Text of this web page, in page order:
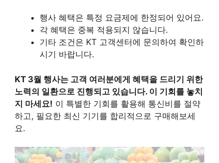
행사 혜택은 특정 요금제에 한정되어 있어요.
각 혜택은 중복 적용되지 않습니다.
기타 조건은 KT 고객센터에 문의하여 확인하
시기 바랍니다.
KT 3월 행사는 고객 여러분에게 혜택을 드리기 위한
노력의 일환으로 진행되고 있습니다. 이 기회를 놓치
지 마세요! 이 특별한 기회를 활용해 통신비를 절약
하고, 필요한 최신 기기를 합리적으로 구매해보세
요.